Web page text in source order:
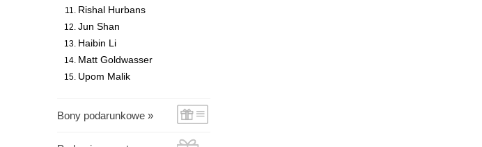
Rishal Hurbans
Jun Shan
Haibin Li
Matt Goldwasser
Upom Malik
Bony podarunkowe »